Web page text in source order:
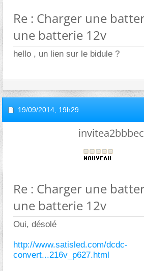
Re : Charger une
une batterie 12v
hello , un lien sur le bidule ?
19/09/2014, 19h29
Re : Charger une
une batterie 12v
Oui, désolé
http://www.satisled.com/dcdc-
convert...216v_p627.html